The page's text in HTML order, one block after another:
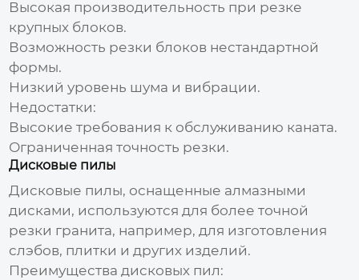
Высокая производительность при резке
крупных блоков.
Возможность резки блоков нестандартной
формы.
Низкий уровень шума и вибрации.
Недостатки:
Высокие требования к обслуживанию каната.
Ограниченная точность резки.
Дисковые пилы
Дисковые пилы, оснащенные алмазными
дисками, используются для более точной
резки гранита, например, для изготовления
слэбов, плитки и других изделий.
Преимущества дисковых пил: